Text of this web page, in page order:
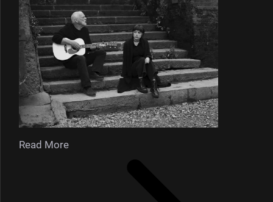
Read More